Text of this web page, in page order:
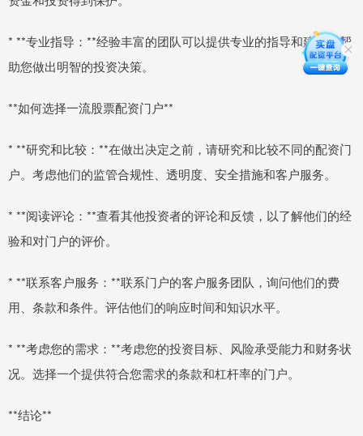
* **专业指导：**经验丰富的团队可以提供专业的指导和建议，帮
助您做出明智的投资决策。
**如何选择一流股票配资门户**
* **研究和比较：**在做出决定之前，请研究和比较不同的配资门
户。考虑他们的监管合规性、透明度、安全措施和客户服务。
* **阅读评论：**查看其他投资者的评论和反馈，以了解他们的经
验和对门户的评价。
* **联系客户服务：**联系门户的客户服务团队，询问他们的费
用、条款和条件。评估他们的响应时间和知识水平。
* **考虑您的需求：**考虑您的投资目标、风险承受能力和财务状
况。选择一个提供符合您需求的条款和杠杆率的门户。
**结论**